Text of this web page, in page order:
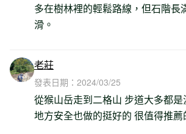
多在樹林裡的輕鬆路線，但石階長
滑。
老莊
發表日期： 2024/03/25
從猴山岳走到二格山 步道大多都
地方安全也做的挺好的 很值得推